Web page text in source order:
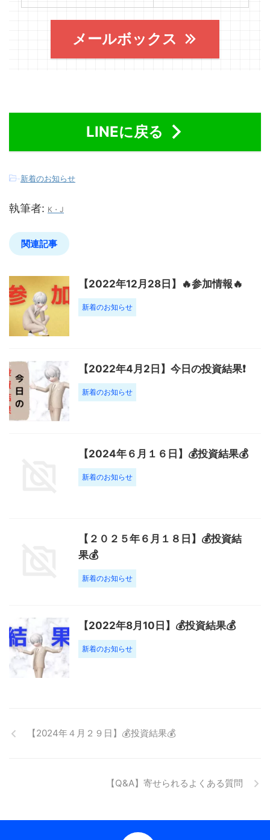
メールボックス
LINEに戻る
-新着のお知らせ
執筆者: K・J
関連記事
【2022年12月28日】🔥参加情報🔥
新着のお知らせ
【2022年4月2日】今日の投資結果❗️
新着のお知らせ
【2024年６月１６日】💰投資結果💰
新着のお知らせ
【２０２５年６月１８日】💰投資結
果💰
新着のお知らせ
【2022年8月10日】💰投資結果💰
新着のお知らせ
【2024年４月２９日】💰投資結果💰
【Q&A】寄せられるよくある質問